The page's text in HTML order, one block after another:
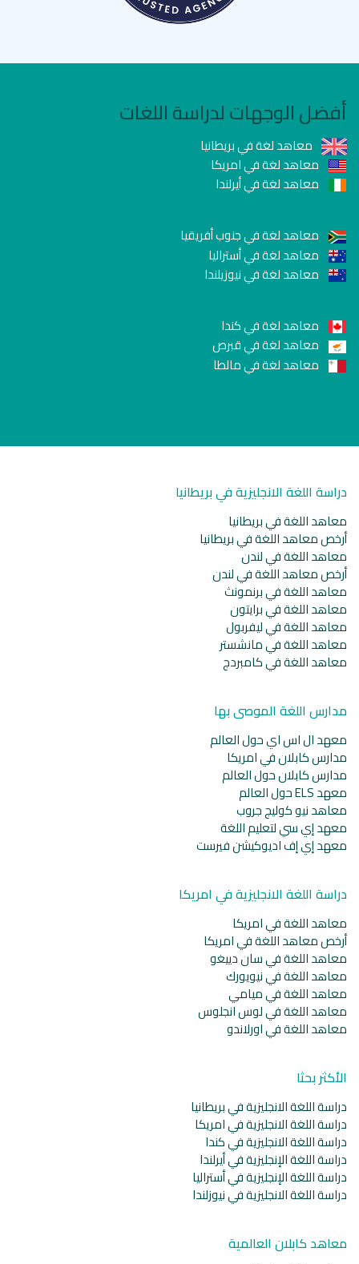
أفضل الوجهات لدراسة اللغات
معاهد لغة في بريطانيا
معاهد لغة في امريكا
معاهد لغة في أيرلندا
معاهد لغة في جنوب أفريقيا
معاهد لغة في أستراليا
معاهد لغة في نيوزيلندا
معاهد لغة في كندا
معاهد لغة في قبرص
معاهد لغة في مالطا
دراسة اللغة الانجليزية في بريطانيا
معاهد اللغة في بريطانيا
أرخص معاهد اللغة في بريطانيا
معاهد اللغة في لندن
أرخص معاهد اللغة في لندن
معاهد اللغة في برنمونث
معاهد اللغة في برايتون
معاهد اللغة في ليفربول
معاهد اللغة في مانشستر
معاهد اللغة في كامبردج
مدارس اللغة الموصى بها
معهد ال اس اي حول العالم
مدارس كابلان في امريكا
مدارس كابلان حول العالم
معهد ELS حول العالم
معاهد نيو كوليج جروب
معهد إي سي لتعليم اللغة
معهد إي إف اديوكيشن فيرست
دراسة اللغة الانجليزية في امريكا
معاهد اللغة في امريكا
أرخص معاهد اللغة في امريكا
معاهد اللغة في سان دييغو
معاهد اللغة في نيويورك
معاهد اللغة في ميامي
معاهد اللغة في لوس انجلوس
معاهد اللغة في اورلاندو
الأكثر بحثا
دراسة اللغة الانجليزية في بريطانيا
دراسة اللغة الانجليزية في امريكا
دراسة اللغة الانجليزية في كندا
دراسة اللغة الإنجليزية في أيرلندا
دراسة اللغة الإنجليزية في أستراليا
دراسة اللغة الانجليزية في نيوزلندا
معاهد كابلان العالمية